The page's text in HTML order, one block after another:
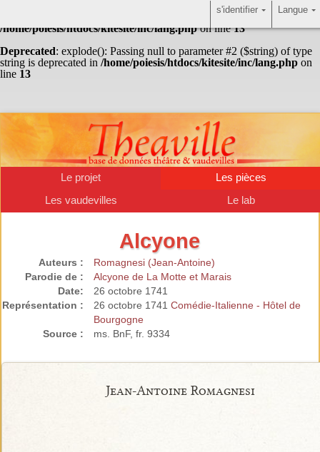
: Undefined array key "HTTP_ACCEPT_LANGUAGE" in
/home/poiesis/htdocs/kitesite/inc/lang.phpon line13
Deprecated: explode(): Passing null to parameter #2 ($string) of type
string is deprecated in /home/poiesis/htdocs/kitesite/inc/lang.php on
line 13
Le projet
Les pièces
Les vaudevilles
Le lab
Alcyone
Auteurs :
Romagnesi (Jean-Antoine)
Parodie de :
Alcyone de La Motte et Marais
Date:
26 octobre 1741
Représentation :
26 octobre 1741 Comédie-Italienne - Hôtel de
Bourgogne
Source :
ms. BnF, fr. 9334
Jean-Antoine Romagnesi
Langue
s'identifier